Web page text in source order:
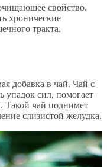
свойство.
хронические
тракта.
добавка в чай. Чай с
упадок сил, помогает
Такой чай поднимет
слизистой желудка.